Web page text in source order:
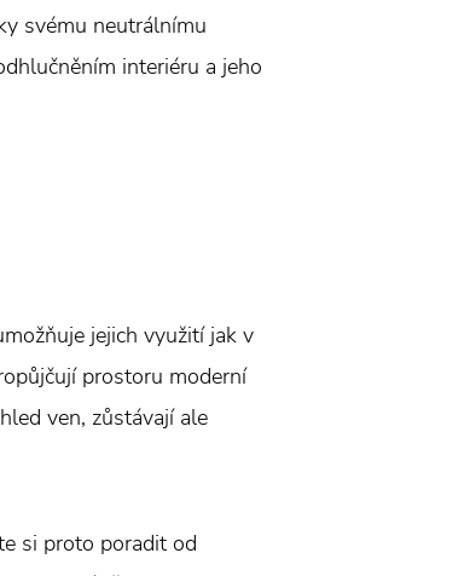
svému neutrálnímu
interiéru a jeho
jejich využití jak v
prostoru moderní
ven, zůstávají ale
si proto poradit od